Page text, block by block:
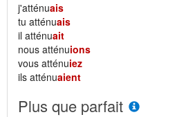
j'atténuais
tu atténuais
il atténuait
nous atténuions
vous atténuiez
ils atténuaient
Plus que parfait